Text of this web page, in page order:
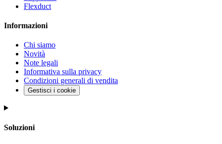
Flexduct
Informazioni
Chi siamo
Novità
Note legali
Informativa sulla privacy
Condizioni generali di vendita
Gestisci i cookie
Soluzioni